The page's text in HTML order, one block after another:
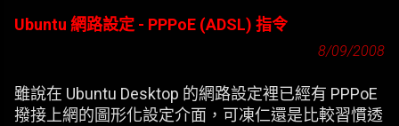
Ubuntu 網路設定 - PPPoE (ADSL) 指令
8/09/2008
雖說在 Ubuntu Desktop 的網路設定裡已經有 PPPoE
撥接上網的圖形化設定介面，可凍仁還是比較習慣透